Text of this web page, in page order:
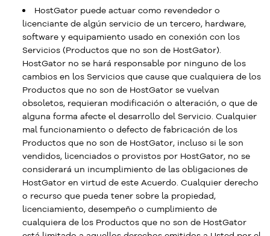
HostGator puede actuar como revendedor o
licenciante de algún servicio de un tercero, hardware,
software y equipamiento usado en conexión con los
Servicios (Productos que no son de HostGator).
HostGator no se hará responsable por ninguno de los
cambios en los Servicios que cause que cualquiera de los
Productos que no son de HostGator se vuelvan
obsoletos, requieran modificación o alteración, o que de
alguna forma afecte el desarrollo del Servicio. Cualquier
mal funcionamiento o defecto de fabricación de los
Productos que no son de HostGator, incluso si le son
vendidos, licenciados o provistos por HostGator, no se
considerará un incumplimiento de las obligaciones de
HostGator en virtud de este Acuerdo. Cualquier derecho
o recurso que pueda tener sobre la propiedad,
licenciamiento, desempeño o cumplimiento de
cualquiera de los Productos que no son de HostGator